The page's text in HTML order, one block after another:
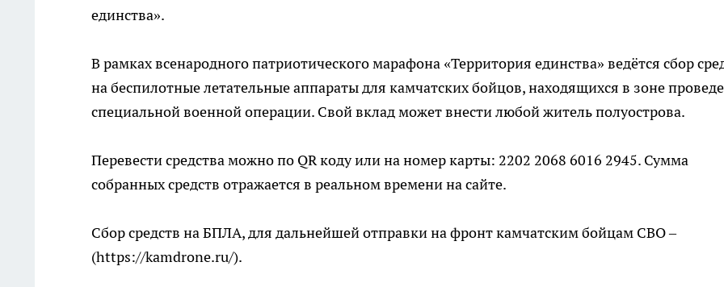
единства».
В рамках всенародного патриотического марафона «Территория единства» ведётся сбор
на беспилотные летательные аппараты для камчатских бойцов, находящихся в зоне
специальной военной операции. Свой вклад может внести любой житель полуострова.
Перевести средства можно по QR коду или на номер карты: 2202 2068 6016 2945. Сумма
собранных средств отражается в реальном времени на сайте.
Сбор средств на БПЛА, для дальнейшей отправки на фронт камчатским бойцам СВО –
(https://kamdrone.ru/).